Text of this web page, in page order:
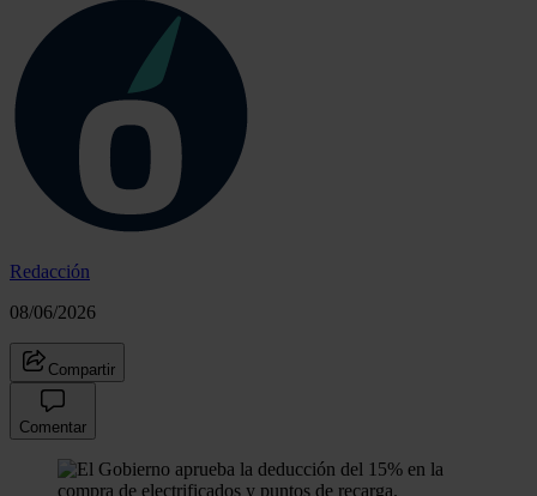
Redacción
08/06/2026
Compartir
Comentar